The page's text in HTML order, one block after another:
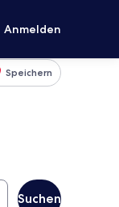
Anmelden
Speichern
Suchen